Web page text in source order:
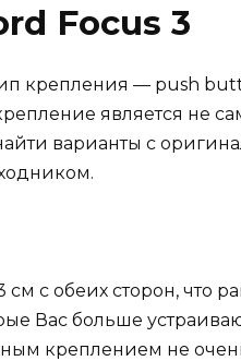
Focus 3
крепления — push
является не
варианты с
с обеих сторон, что
Вас больше
креплением не